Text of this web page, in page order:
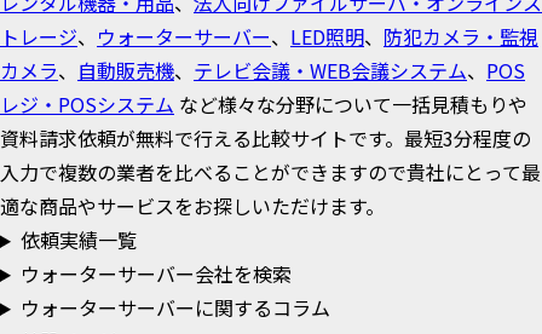
トレージ、 ウォーターサーバー、 LED照明、 防犯カメラ・監視
カメラ、 自動販売機、 テレビ会議・WEB会議システム、 POS
レジ・POSシステム など様々な分野について一括見積もりや
資料請求依頼が無料で行える比較サイトです。最短3分程度の
入力で複数の業者を比べることができますので貴社にとって最
適な商品やサービスをお探しいただけます。
依頼実績一覧
ウォーターサーバー会社を検索
ウォーターサーバーに関するコラム